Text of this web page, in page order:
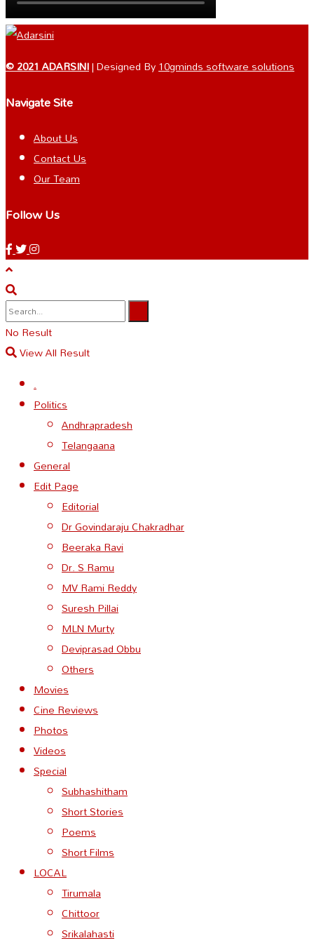
© 2021 ADARSINI| Designed By10gminds software solutions
Navigate Site
About Us
Contact Us
Our Team
Follow Us
No Result
View All Result
.
Politics
Andhrapradesh
Telangaana
General
Edit Page
Editorial
Dr Govindaraju Chakradhar
Beeraka Ravi
Dr. S Ramu
MV Rami Reddy
Suresh Pillai
MLN Murty
Deviprasad Obbu
Others
Movies
Cine Reviews
Photos
Videos
Special
Subhashitham
Short Stories
Poems
Short Films
LOCAL
Tirumala
Chittoor
Srikalahasti